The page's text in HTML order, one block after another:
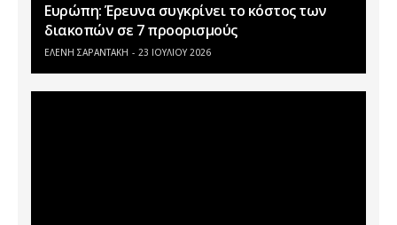
Ευρώπη: Έρευνα συγκρίνει το κόστος των
διακοπών σε 7 προορισμούς
ΕΛΕΝΗ ΣΑΡΑΝΤΑΚΗ 23 ΙΟΥΛΊΟΥ 2026